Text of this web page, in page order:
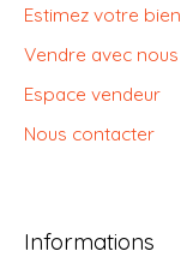
Estimez votre bien
Vendre avec nous
Espace vendeur
Nous contacter
Informations